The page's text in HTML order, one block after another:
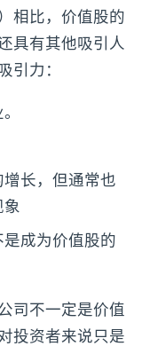
相比，价值股的
具有其他吸引人
引力：
长，但通常也
成为价值股的
司不一定是价值
投资者来说只是